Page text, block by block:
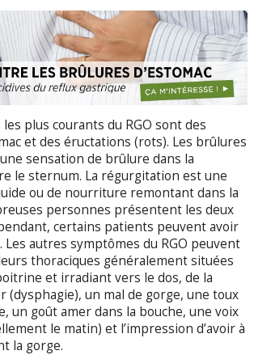
plus courants du RGO sont des
et des éructations (rots). Les brûlures
sensation de brûlure dans la
le sternum. La régurgitation est une
ou de nourriture remontant dans la
personnes présentent les deux
certains patients peuvent avoir
Les autres symptômes du RGO peuvent
thoraciques généralement situées
et irradiant vers le dos, de la
(dysphagie), un mal de gorge, une toux
un goût amer dans la bouche, une voix
le matin) et l’impression d’avoir à
la gorge.